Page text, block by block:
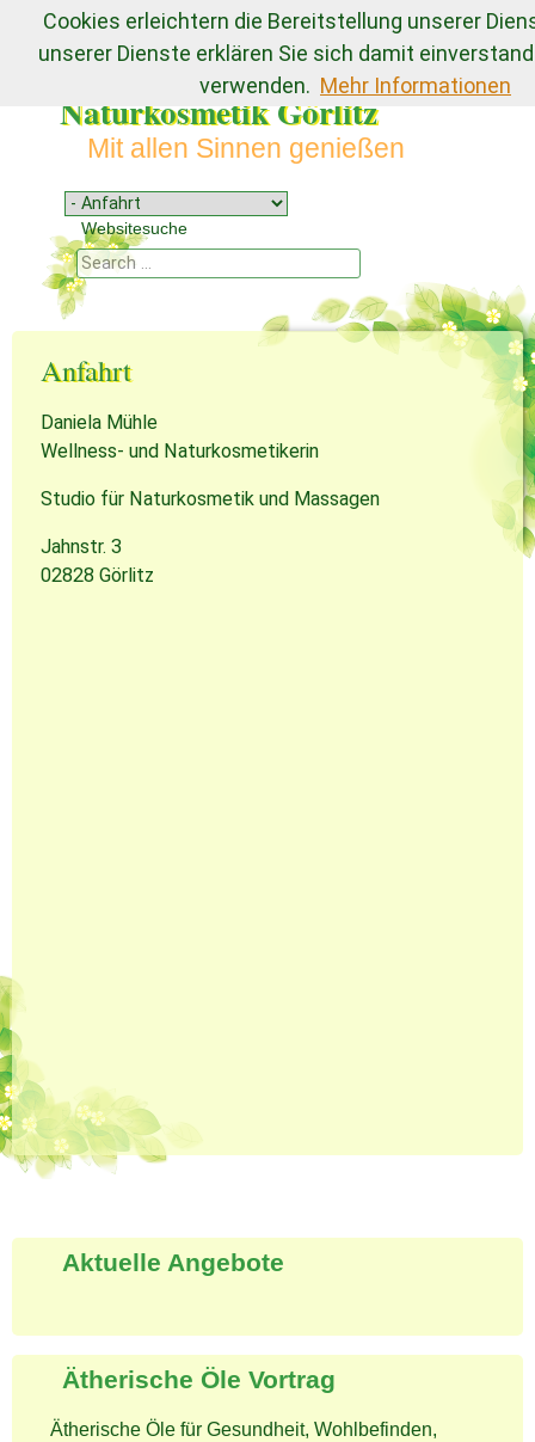
Naturkosmetik Görlitz
Mit allen Sinnen genießen
Menu
Skip to content
Websitesuche
Search
Anfahrt
Daniela Mühle
Wellness- und Naturkosmetikerin
Studio für Naturkosmetik und Massagen
Jahnstr. 3
02828 Görlitz
Aktuelle Angebote
Ätherische Öle Vortrag
Ätherische Öle für Gesundheit, Wohlbefinden,
Cookies erleichtern die Bereitstellung unserer
unserer Dienste erklären Sie sich damit
verwenden. Mehr Informationen